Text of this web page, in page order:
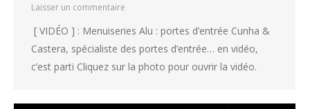
Laisser un commentaire
[ VIDÉO ] : Menuiseries Alu : portes d’entrée Cunha &
Castera, spécialiste des portes d’entrée… en vidéo,
c’est parti Cliquez sur la photo pour ouvrir la vidéo.